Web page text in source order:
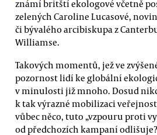
známí britští ekologové včetně
zelených Caroline Lucasové,
či bývalého arcibiskupa z
Williamse.
Takových momentů, jež ve
pozornost lidí ke globální
v minulosti již mnoho. Dosud
k tak výrazné mobilizaci
vůbec něco, tuto „vzpouru proti
od předchozích kampaní